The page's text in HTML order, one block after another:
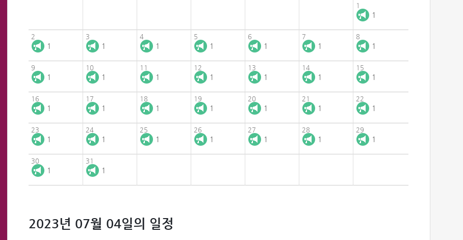
1
1
2
1
3
1
4
1
5
1
6
1
7
1
8
1
9
1
10
1
11
1
12
1
13
1
14
1
15
1
16
1
17
1
18
1
19
1
20
1
21
1
22
1
23
1
24
1
25
1
26
1
27
1
28
1
29
1
30
1
31
1
2023년 07월 04일의 일정